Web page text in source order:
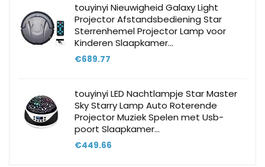
touyinyi Nieuwigheid Galaxy Light
Projector Afstandsbediening Star
Sterrenhemel Projector Lamp voor
Kinderen Slaapkamer…
€689.77
touyinyi LED Nachtlampje Star Master
Sky Starry Lamp Auto Roterende
Projector Muziek Spelen met Usb-
poort Slaapkamer…
€449.66